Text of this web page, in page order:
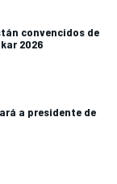
convencidos de
2026
a presidente de